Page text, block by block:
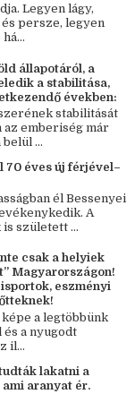
Legyen lágy,
és persze, legyen
állapotáról, a
a stabilitása,
években:
stabilitását
az emberiség már
...
70 éves új férjével–
él Bessenyei
A
született ...
csak a helyiek
Magyarországon!
eszményi
a legtöbbünk
a nyugodt
il...
lakatni a
ami aranyat ér.